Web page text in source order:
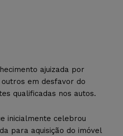
ajuizada por
outros em desfavor do
qualificadas nos autos.
inicialmente celebrou
para aquisição do imóvel